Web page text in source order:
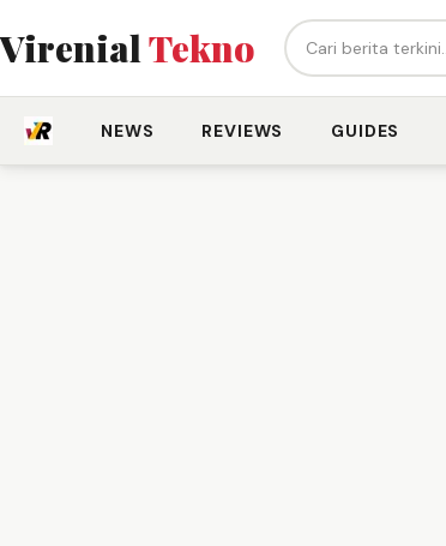
VirenialTekno Cari berita...
NEWS REVIEWS GUIDES